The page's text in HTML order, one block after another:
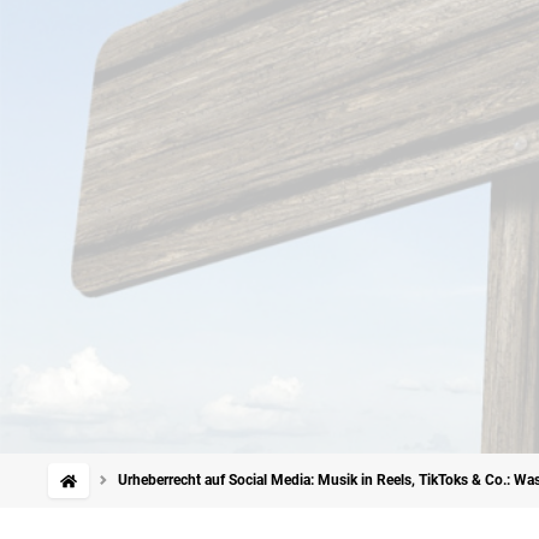
Urheberrecht auf Social Media: Musik in Reels, TikToks & Co.: